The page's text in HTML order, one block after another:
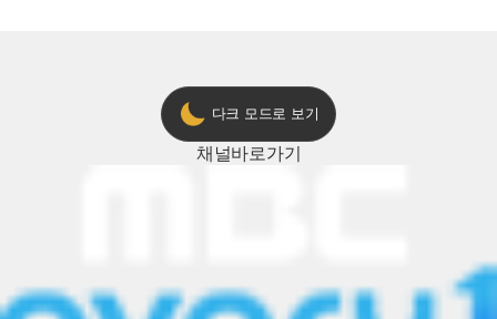
다크 모드로 보기
채널바로가기